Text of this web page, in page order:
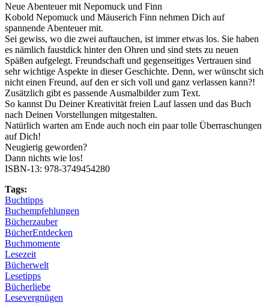
Neue Abenteuer mit Nepomuck und Finn
Kobold Nepomuck und Mäuserich Finn nehmen Dich auf
spannende Abenteuer mit.
Sei gewiss, wo die zwei auftauchen, ist immer etwas los. Sie haben
es nämlich faustdick hinter den Ohren und sind stets zu neuen
Späßen aufgelegt. Freundschaft und gegenseitiges Vertrauen sind
sehr wichtige Aspekte in dieser Geschichte. Denn, wer wünscht sich
nicht einen Freund, auf den er sich voll und ganz verlassen kann?!
Zusätzlich gibt es passende Ausmalbilder zum Text.
So kannst Du Deiner Kreativität freien Lauf lassen und das Buch
nach Deinen Vorstellungen mitgestalten.
Natürlich warten am Ende auch noch ein paar tolle Überraschungen
auf Dich!
Neugierig geworden?
Dann nichts wie los!
ISBN-13: 978-3749454280
Tags:
Buchtipps
Buchempfehlungen
Bücherzauber
BücherEntdecken
Buchmomente
Lesezeit
Bücherwelt
Lesetipps
Bücherliebe
Lesevergnügen